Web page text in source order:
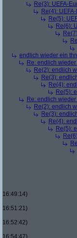
Re(3): UEFA-
Re(4):
Re(5):
Re(6):
endlich wieder ein
Re: endlich
Re(2): endlich
Re(3):
Re(4):
Re(5):
Re: endlich
Re(2): endlich
Re(3):
Re(4):
Re(5):
16:49:14)
16:51:21)
16:52:42)
16:54:47)